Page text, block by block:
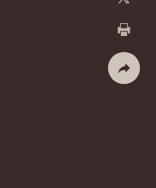
列印